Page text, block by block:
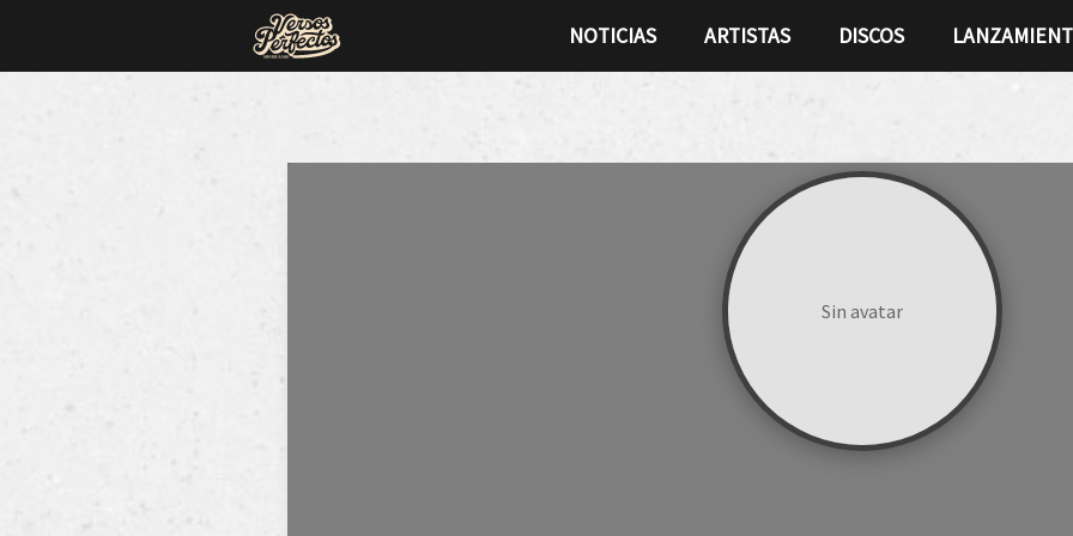
NOTICIAS ARTISTAS DISCOS
Sin avatar